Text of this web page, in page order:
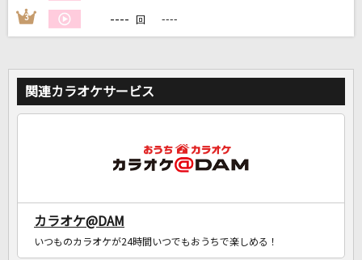
3 ---- 回 ----
関連カラオケサービス
カラオケ@DAM
いつものカラオケが24時間いつでもおうちで楽しめる！